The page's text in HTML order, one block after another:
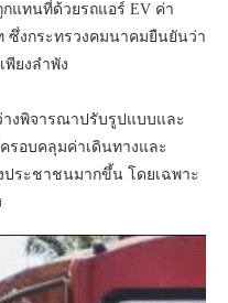
กแทนที่ด้วยรถแอร์ EV ค่า
ซึ่งกระทรวงคมนาคมยืนยันว่า
ยงลำพัง
งพิจารณาปรับรูปแบบและ
ครอบคลุมค่าเดินทางและ
ประชาชนมากขึ้น โดยเฉพาะ